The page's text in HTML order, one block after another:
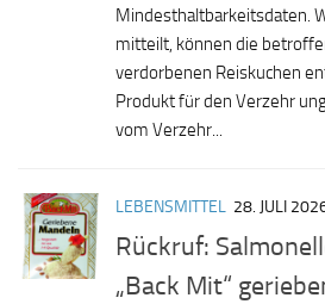
Mindesthaltbarkeitsdaten.
mitteilt, können die
verdorbenen Reiskuchen
Produkt für den Verzehr
vom Verzehr...
LEBENSMITTEL 28. JULI
Rückruf:
„Back Mit“